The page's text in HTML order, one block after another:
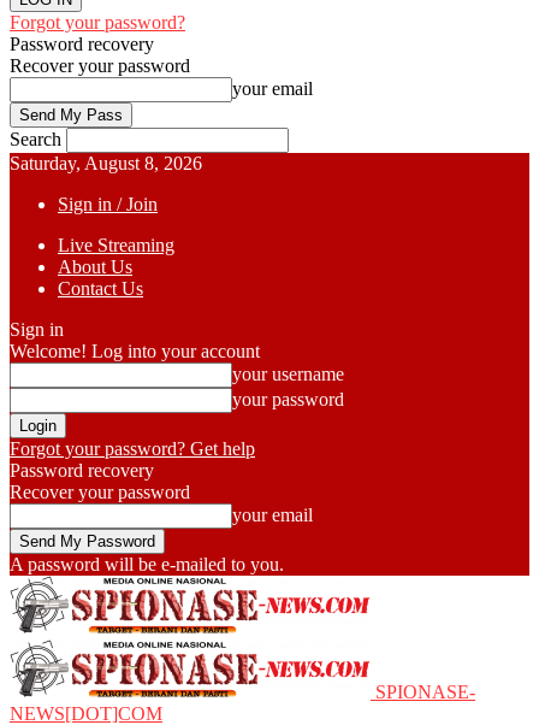
Forgot your password?
Password recovery
Recover your password
your email
Search
Saturday, August 8, 2026
Sign in / Join
Live Streaming
About Us
Contact Us
Sign in
Welcome! Log into your account
your username
your password
Forgot your password? Get help
Password recovery
Recover your password
your email
A password will be e-mailed to you.
SPIONASE-
NEWS[DOT]COM